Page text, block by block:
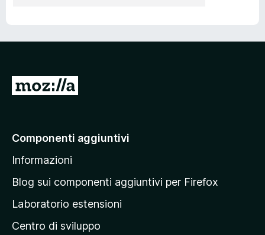
V
a
l
a
a
g
Componenti aggiuntivi
Informazioni
Blog sui componenti aggiuntivi per Firefox
Laboratorio estensioni
Centro di sviluppo